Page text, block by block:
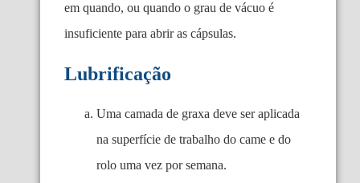
em quando, ou quando o grau de vácuo é
insuficiente para abrir as cápsulas.
Lubrificação
Uma camada de graxa deve ser aplicada
na superfície de trabalho do came e do
rolo uma vez por semana.